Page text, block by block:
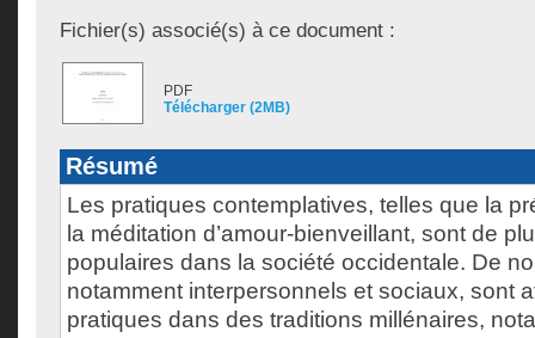
Fichier(s) associé(s) à ce document :
PDF
Télécharger (2MB)
Résumé
Les pratiques contemplatives, telles que la
la méditation d’amour-bienveillant, sont de
populaires dans la société occidentale. De
notamment interpersonnels et sociaux, sont
pratiques dans des traditions millénaires,